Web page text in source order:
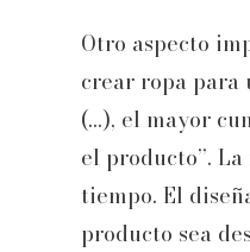
Otro aspecto
crear ropa para
(…), el mayor
el producto”.
tiempo. El
producto sea